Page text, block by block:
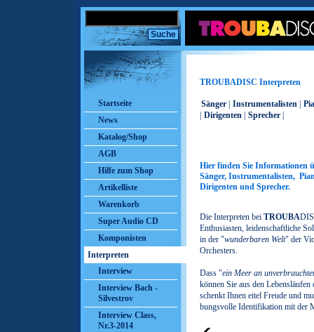
Startseite
News
Katalog/Shop
AGB
Hilfe zum Shop
Artikelliste
Warenkorb
Super Audio CD
Komponisten
Interpreten
Interview
Interview Bach -
Silvestrov
Interview Class,
Nr.3-2014
TROUBADISC Interpreten
Sänger Instrumentalisten
Dirigenten Sprecher
Hier finden Sie Informationen
Sänger, Instrumentalisten,
Dirigenten und Sprecher.
Die Interpreten bei TROUBA
Enthusiasten, leidenschaftliche
in der "wunderbaren Welt" der
Orchesters.
Dass "ein Meer an
können Sie aus den
schenkt Ihnen eitel Freude und
bungsvolle Identifikation mit der